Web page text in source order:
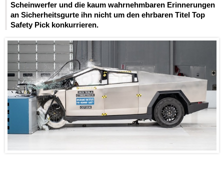
Scheinwerfer und die kaum wahrnehmbaren Erinnerungen
an Sicherheitsgurte ihn nicht um den ehrbaren Titel Top
Safety Pick konkurrieren.